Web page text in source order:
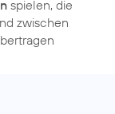
spielen, die
zwischen